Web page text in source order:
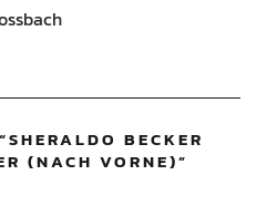
SHERALDO BECKER
(NACH VORNE)”